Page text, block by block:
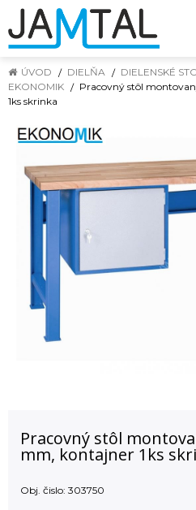
ÚVOD DIELŇA DIELENSKÉ
EKONOMIK
Pracovný stôl
1ks skrinka
Pracovný stôl
mm, kontajner 1ks
Obj. čislo: 303750